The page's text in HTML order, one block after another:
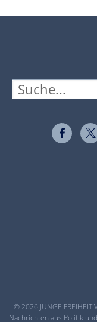
© 2026 JUNGE
Nachrichten aus Politik